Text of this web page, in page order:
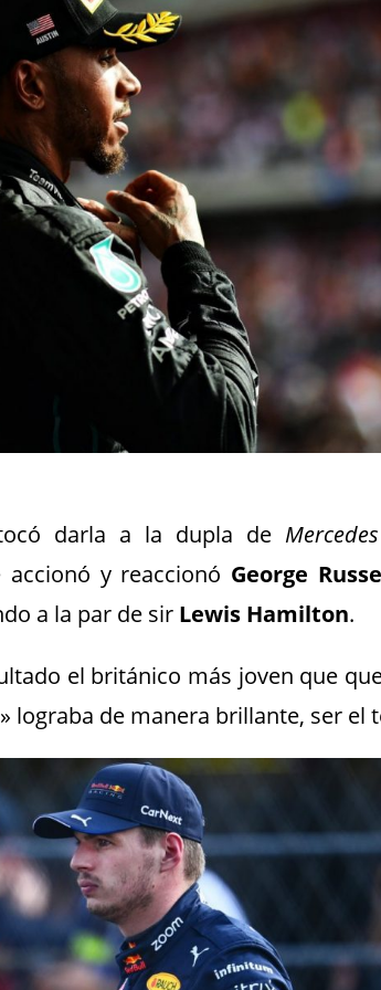
darla a la dupla de Mercedes
y reaccionó George
a la par de sir Lewis Hamilton.
el británico más joven que
» lograba de manera brillante, ser el